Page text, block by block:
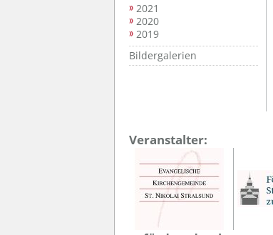
2021
2020
2019
Bildergalerien
Veranstalter: